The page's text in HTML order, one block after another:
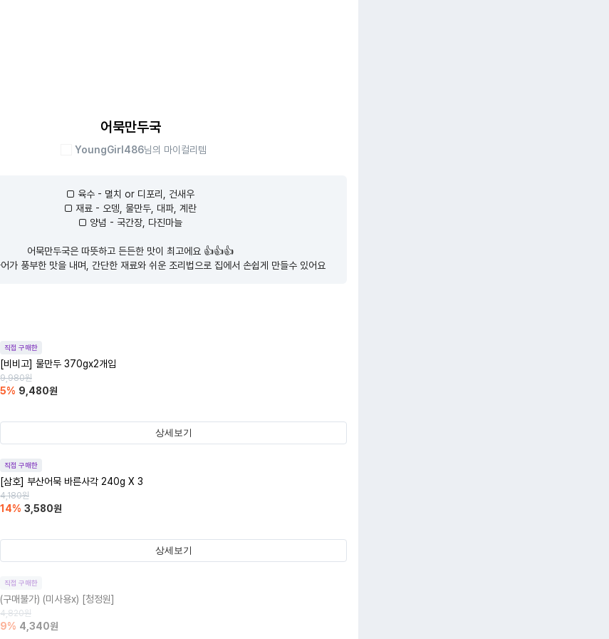
어묵만두국
YoungGirl486님의 마이컬리템
□ 육수 - 멸치 or 디포리, 건새우
□ 재료 - 오뎅, 물만두, 대파, 계란
□ 양념 - 국간장, 다진마늘
어묵만두국은 따뜻하고 든든한 맛이 최고에요 👍👍👍
가 풍부한 맛을 내며, 간단한 재료와 쉬운 조리법으로 집에서 손쉽게 만들수 있어요
직접 구매한
[비비고] 물만두 370gx2개입
9,980원
5% 9,480원
상세보기
직접 구매한
[삼호] 부산어묵 바른사각 240g X 3
4,180원
14% 3,580원
상세보기
직접 구매한
(구매불가) (미사용x) [청정원]
4,820원
9% 4,340원